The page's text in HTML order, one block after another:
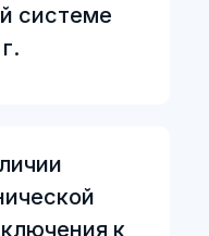
системе
к